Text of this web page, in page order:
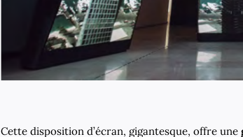
Cette disposition d’écran, gigantesque, offre une